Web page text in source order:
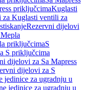
priključcimaKuglasti
Kuglasti ventili za
Rezervni dijelovi
priključcimaS
S priključcima
dijelovi za Sa Mapress
dijelovi za S
jedinice za ugradnju u
jedinice za ugradnju u